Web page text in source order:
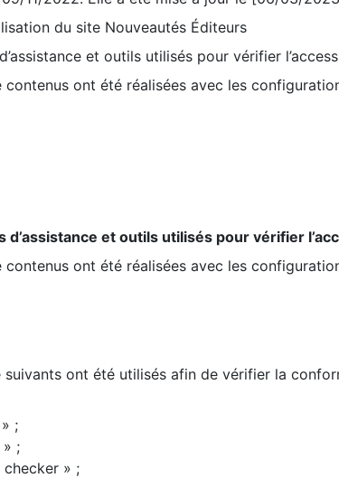
du site Nouveautés Éditeurs
et outils utilisés pour vérifier
ont été réalisées avec les
et outils utilisés pour vérifier
ont été réalisées avec les
ont été utilisés afin de vérifier la
;
» ;
checker » ;